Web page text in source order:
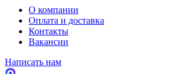
О компании
Оплата и доставка
Контакты
Вакансии
Написать нам